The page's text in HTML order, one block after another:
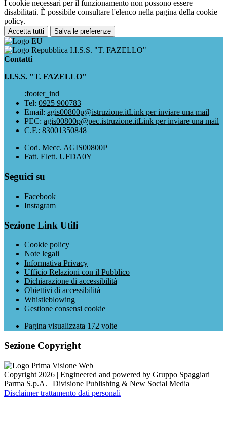
I cookie necessari per il funzionamento non possono essere
disabilitati. È possibile consultare l'elenco nella pagina della cookie
policy.
Accetta tutti Salva le preferenze
I.I.S.S. "T. FAZELLO"
Contatti
I.I.S.S. "T. FAZELLO"
:footer_ind
Tel: 0925 900783
Email: agis00800p@istruzione.itLink per inviare una mail
PEC: agis00800p@pec.istruzione.itLink per inviare una mail
C.F.: 83001350848
Cod. Mecc. AGIS00800P
Fatt. Elett. UFDA0Y
Seguici su
Facebook
Instagram
Sezione Link Utili
Cookie policy
Note legali
Informativa Privacy
Ufficio Relazioni con il Pubblico
Dichiarazione di accessibilità
Obiettivi di accessibilità
Whistleblowing
Gestione consensi cookie
Pagina visualizzata 172 volte
Sezione Copyright
Copyright 2026 | Engineered and powered by Gruppo Spaggiari
Parma S.p.A. | Divisione Publishing & New Social Media
Disclaimer trattamento dati personali